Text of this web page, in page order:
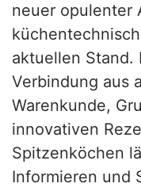
neuer opulenter
aktuellen Stand.
Verbindung aus
Warenkunde,
innovativen
Spitzenköchen
Informieren und